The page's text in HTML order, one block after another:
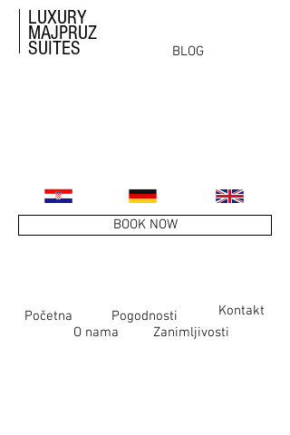
LUXURY
MAJPRUZ
SUITES BLOG
BOOK NOW
Početna
O nama
Pogodnosti
Zanimljivosti
Kontakt